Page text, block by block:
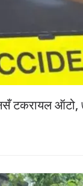
टकरायल